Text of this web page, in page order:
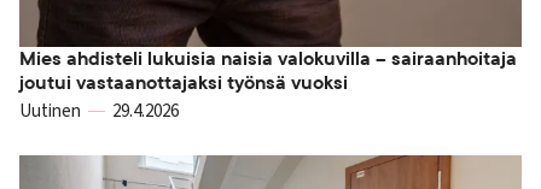
Mies ahdisteli lukuisia naisia valokuvilla – sairaanhoitaja
joutui vastaanottajaksi työnsä vuoksi
Uutinen 29.4.2026